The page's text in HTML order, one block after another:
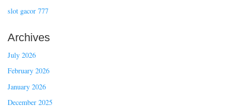
slot gacor 777
Archives
July 2026
February 2026
January 2026
December 2025